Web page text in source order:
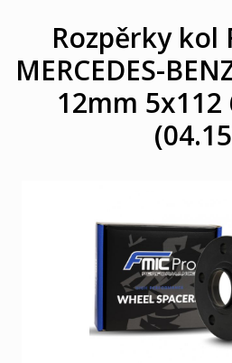
Rozpěrky kol
MERCEDES-
12mm 5x112